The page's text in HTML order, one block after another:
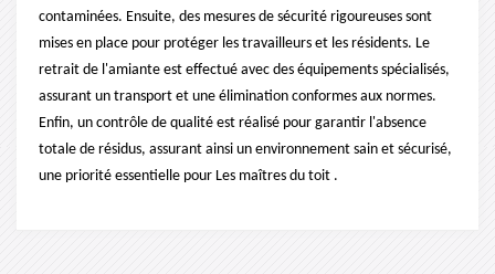
contaminées. Ensuite, des mesures de sécurité rigoureuses sont
mises en place pour protéger les travailleurs et les résidents. Le
retrait de l'amiante est effectué avec des équipements spécialisés,
assurant un transport et une élimination conformes aux normes.
Enfin, un contrôle de qualité est réalisé pour garantir l'absence
totale de résidus, assurant ainsi un environnement sain et sécurisé,
une priorité essentielle pour Les maîtres du toit .